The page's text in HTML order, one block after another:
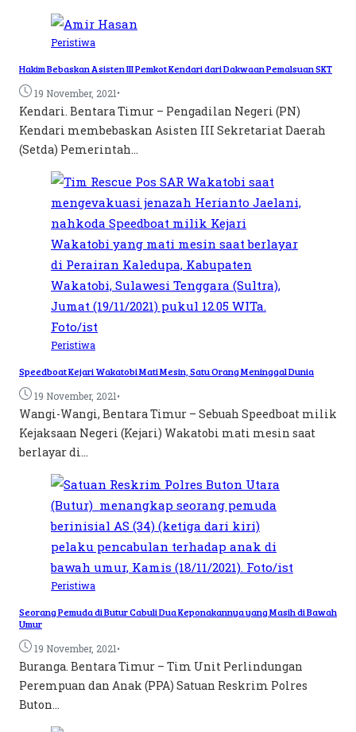
Peristiwa
Hakim Bebaskan Asisten III Pemkot Kendari dari Dakwaan Pemalsuan SKT
19 November, 2021•
Kendari. Bentara Timur – Pengadilan Negeri (PN)
Kendari membebaskan Asisten III Sekretariat Daerah
(Setda) Pemerintah...
Peristiwa
Speedboat Kejari Wakatobi Mati Mesin, Satu Orang Meninggal Dunia
19 November, 2021•
Wangi-Wangi, Bentara Timur – Sebuah Speedboat milik
Kejaksaan Negeri (Kejari) Wakatobi mati mesin saat
berlayar di...
Peristiwa
Seorang Pemuda di Butur Cabuli Dua Keponakannya yang Masih di Bawah
Umur
19 November, 2021•
Buranga. Bentara Timur – Tim Unit Perlindungan
Perempuan dan Anak (PPA) Satuan Reskrim Polres
Buton...